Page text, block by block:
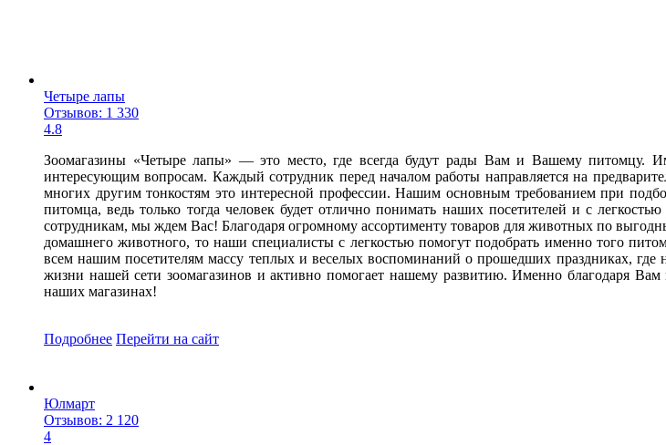
Четыре лапы
Отзывов: 1 330
4.8
Зоомагазины «Четыре лапы» — это место, где всегда будут рады Вам и Вашему питомцу.
интересующим вопросам. Каждый сотрудник перед началом работы направляется на
многих другим тонкостям это интересной профессии. Нашим основным требованием при
питомца, ведь только тогда человек будет отлично понимать наших посетителей и с
сотрудникам, мы ждем Вас! Благодаря огромному ассортименту товаров для животных по
домашнего животного, то наши специалисты с легкостью помогут подобрать именно того
всем нашим посетителям массу теплых и веселых воспоминаний о прошедших праздниках, где
жизни нашей сети зоомагазинов и активно помогает нашему развитию. Именно благодаря
наших магазинах!
Подробнее Перейти на сайт
Юлмарт
Отзывов: 2 120
4